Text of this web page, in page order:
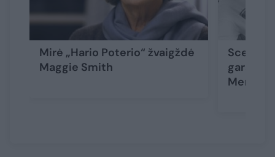
Mirė „Hario Poterio“ žvaigždė
Maggie Smith
garsus